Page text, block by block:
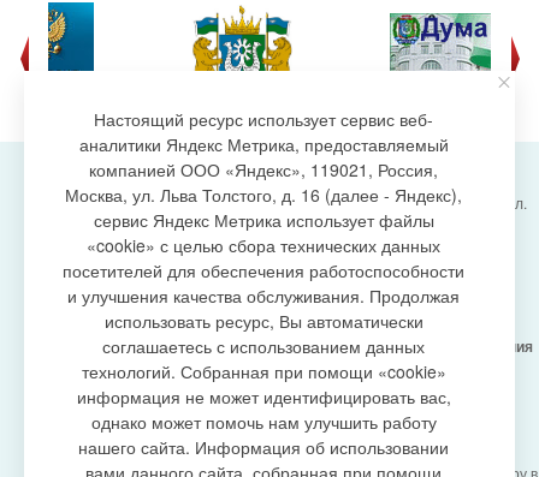
создание сайта
Администрация городского поселения Излучинск, ул.
Энергетиков, 6, пгт. Излучинск, Нижневартовский
район,
Ханты-Мансийский автономный округ-Югра
(Тюменская область), 628634
Сетевое изданиеhttps://www.gp-izluchinsk.ru
16+
Учредитель -Администрация городского поселения
Излучинск
Главный редактор - Бурич Денис Ярославович
Телефон/факс: (3466) 28-13-77 , e-mail:
admizl@rambler.ru
Сетевое изданиеhttps://www.gp-izluchinsk.ru
Настоящий ресурс использует сервис веб-
аналитики Яндекс Метрика, предоставляемый
компанией ООО «Яндекс», 119021, Россия,
Москва, ул. Льва Толстого, д. 16 (далее - Яндекс),
сервис Яндекс Метрика использует файлы
«cookie» с целью сбора технических данных
посетителей для обеспечения работоспособности
и улучшения качества обслуживания. Продолжая
использовать ресурс, Вы автоматически
соглашаетесь с использованием данных
технологий. Собранная при помощи «cookie»
информация не может идентифицировать вас,
однако может помочь нам улучшить работу
нашего сайта. Информация об использовании
вами данного сайта, собранная при помощи